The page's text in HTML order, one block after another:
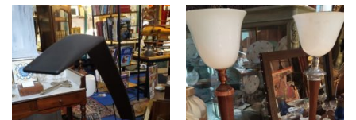
RUPTURE DE STOCK RUPTURE DE STOCK